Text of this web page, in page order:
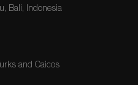
Bali, Indonesia
and Caicos